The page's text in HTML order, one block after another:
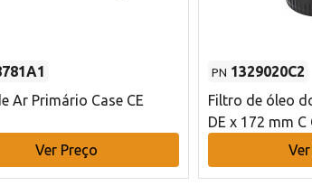
Ar Primário Case CE
Ver Preço
PN 1329020C2
Filtro de óleo
DE x 172 mm C